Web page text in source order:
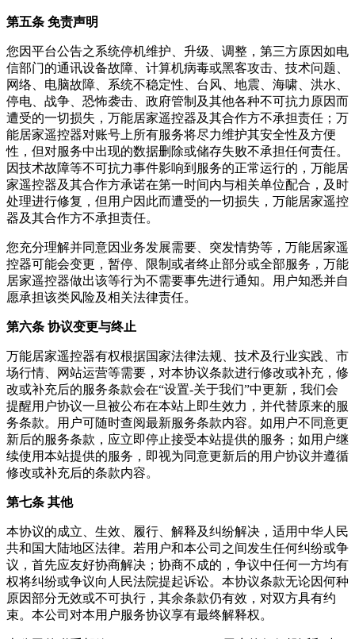
第五条 免责声明
您因平台公告之系统停机维护、升级、调整，第三方原因如电
信部门的通讯设备故障、计算机病毒或黑客攻击、技术问题、
网络、电脑故障、系统不稳定性、台风、地震、海啸、洪水、
停电、战争、恐怖袭击、政府管制及其他各种不可抗力原因而
遭受的一切损失， 万能居家遥控器及其合作方不承担责任； 万
能居家遥控器对账号上所有服务将尽力维护其安全性及方便
性，但对服务中出现的数据删除或储存失败不承担任何责任。
因技术故障等不可抗力事件影响到服务的正常运行的， 万能居
家遥控器及其合作方承诺在第一时间内与相关单位配合，及时
处理进行修复，但用户因此而遭受的一切损失， 万能居家遥控
器及其合作方不承担责任。
您充分理解并同意因业务发展需要、突发情势等， 万能居家遥
控器可能会变更，暂停、限制或者终止部分或全部服务， 万能
居家遥控器做出该等行为不需要事先进行通知。用户知悉并自
愿承担该类风险及相关法律责任。
第六条 协议变更与终止
万能居家遥控器有权根据国家法律法规、技术及行业实践、市
场行情、网站运营等需要，对本协议条款进行修改或补充，修
改或补充后的服务条款会在“设置-关于我们”中更新，我们会
提醒用户协议一旦被公布在本站上即生效力，并代替原来的服
务条款。用户可随时查阅最新服务条款内容。如用户不同意更
新后的服务条款，应立即停止接受本站提供的服务；如用户继
续使用本站提供的服务，即视为同意更新后的用户协议并遵循
修改或补充后的条款内容。
第七条 其他
本协议的成立、生效、履行、解释及纠纷解决，适用中华人民
共和国大陆地区法律。若用户和本公司之间发生任何纠纷或争
议，首先应友好协商解决；协商不成的，争议中任何一方均有
权将纠纷或争议向人民法院提起诉讼。本协议条款无论因何种
原因部分无效或不可执行，其余条款仍有效，对双方具有约
束。本公司对本用户服务协议享有最终解释权。